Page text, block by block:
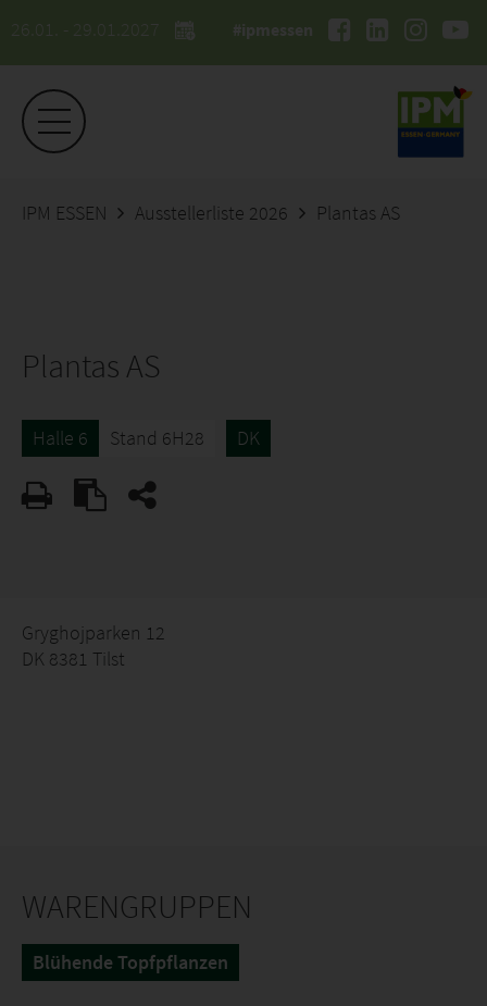
26.01. - 29.01.2027 #ipmessen
IPM ESSEN Ausstellerliste 2026 Plantas AS
Plantas AS
Halle 6 Stand 6H28 DK
Gryghojparken 12
DK 8381 Tilst
WARENGRUPPEN
Blühende Topfpflanzen